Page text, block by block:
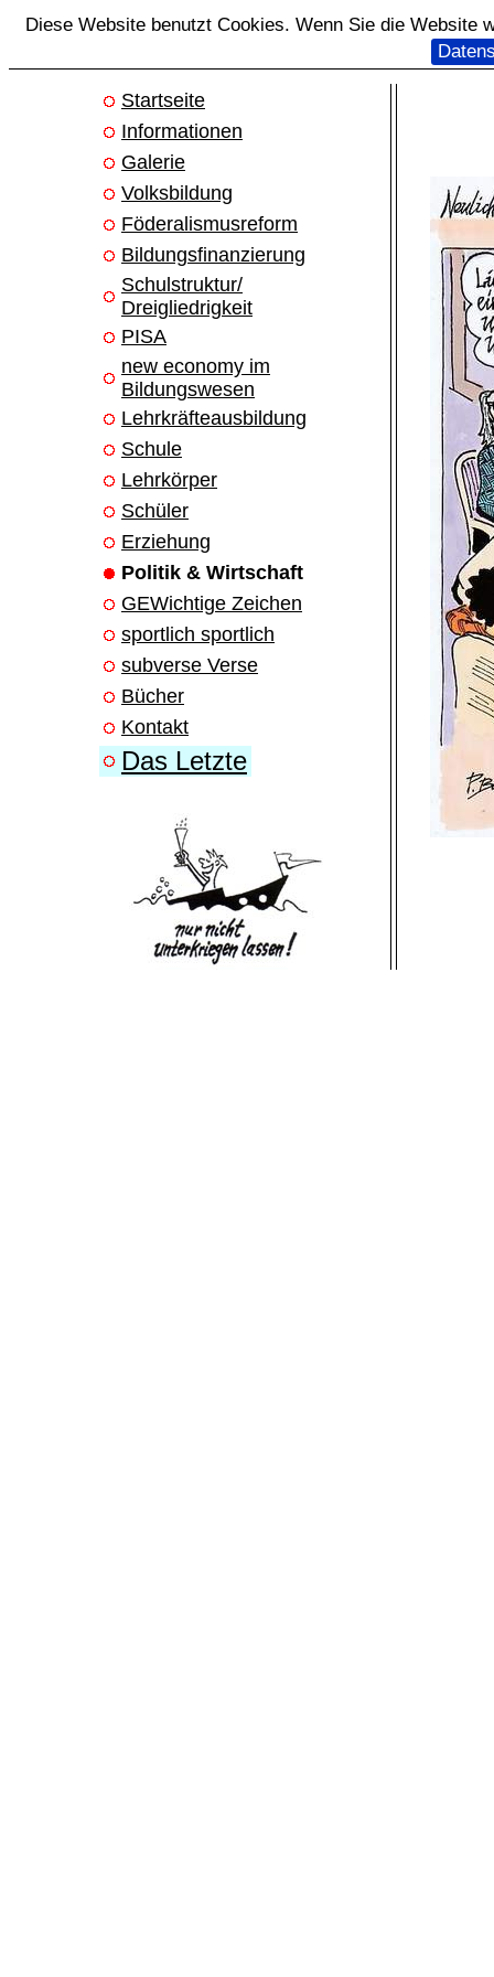
Diese Website benutzt Cookies. Wenn Sie die Website
Startseite
Informationen
Galerie
Volksbildung
Föderalismusreform
Bildungsfinanzierung
Schulstruktur/
Dreigliedrigkeit
PISA
new economy im
Bildungswesen
Lehrkräfteausbildung
Schule
Lehrkörper
Schüler
Erziehung
Politik & Wirtschaft
GEWichtige Zeichen
sportlich sportlich
subverse Verse
Bücher
Kontakt
Das Letzte